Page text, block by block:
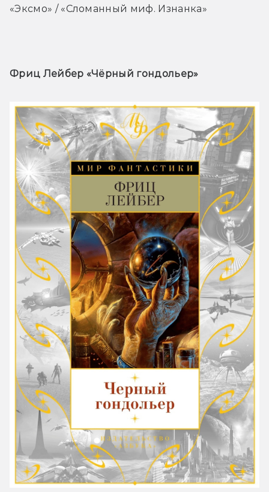
«Эксмо» / «Сломанный миф. Изнанка»
Фриц Лейбер «Чёрный гондольер»